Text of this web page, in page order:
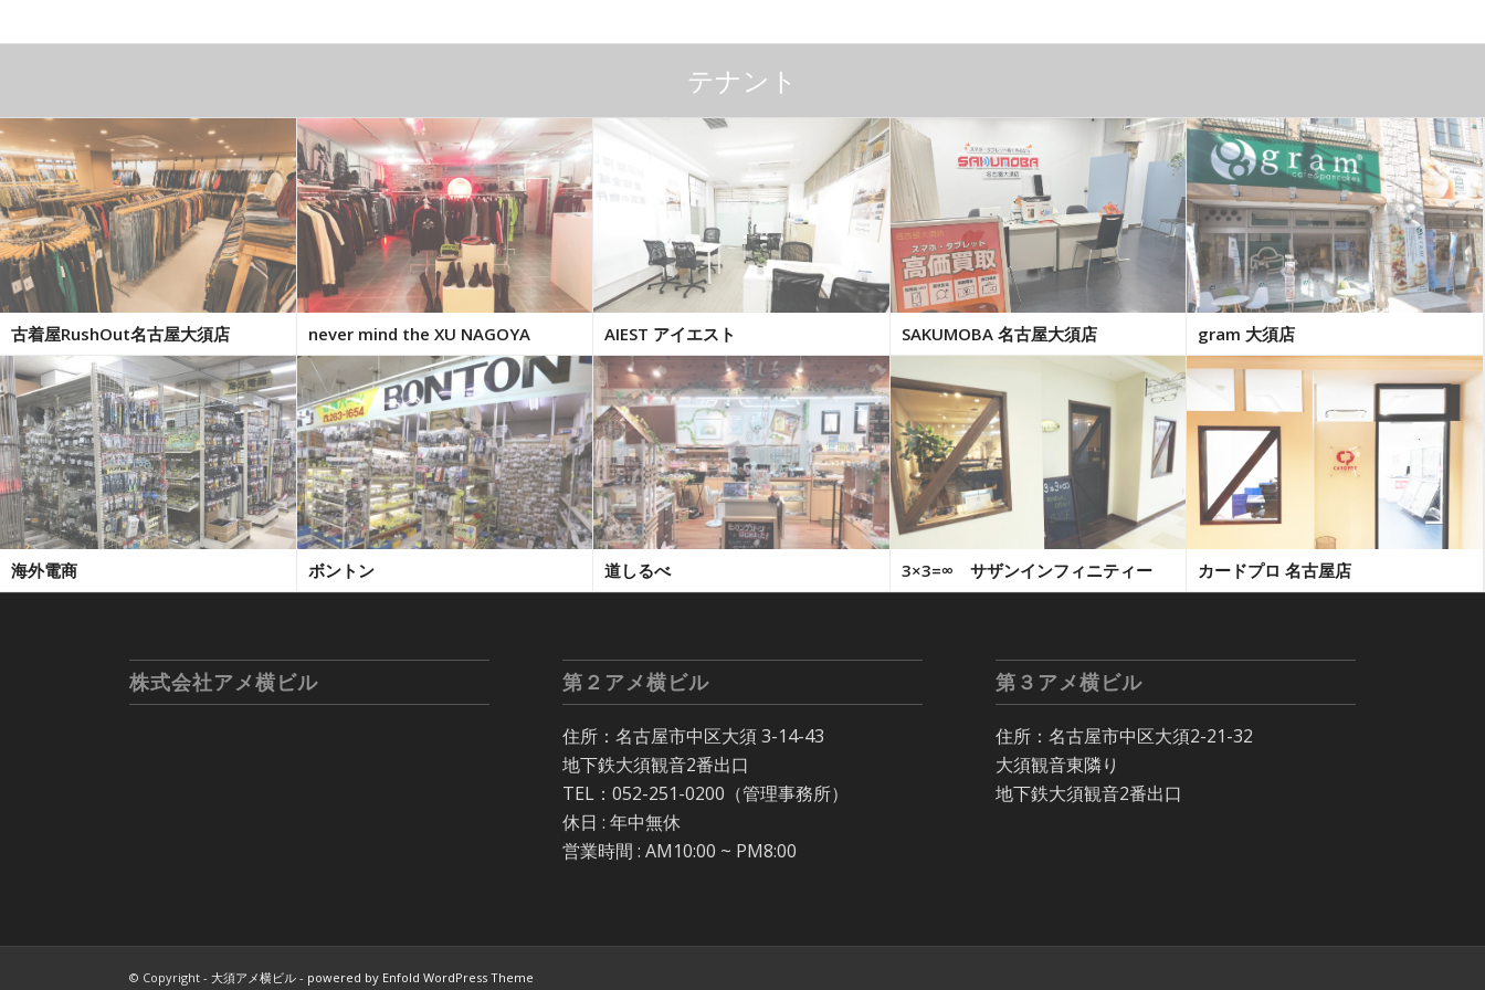
テナント
古着屋RushOut名古屋大須店 never mind the XU NAGOYA AIEST アイエスト SAKUMOBA 名古屋大須店 gram 大須店
海外電商 ボントン 道しるべ 3×3=∞ サザンインフィニティー カードプロ 名古屋店
株式会社アメ横ビル 第２アメ横ビル
住所：名古屋市中区大須 3-14-43
地下鉄大須観音2番出口
TEL：052-251-0200（管理事務所）
休日 : 年中無休
営業時間 : AM10:00 ~ PM8:00
第３アメ横ビル
住所：名古屋市中区大須2-21-32
大須観音東隣り
地下鉄大須観音2番出口
© Copyright -大須アメ横ビル - powered by Enfold WordPress Theme